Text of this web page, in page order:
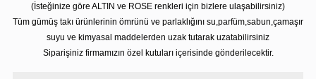
(İsteğinize göre ALTIN ve ROSE renkleri için bizlere ulaşabilirsiniz)
Tüm gümüş takı ürünlerinin ömrünü ve parlaklığını su,parfüm,sabun,çamaşır
suyu ve kimyasal maddelerden uzak tutarak uzatabilirsiniz
Siparişiniz firmamızın özel kutuları içerisinde gönderilecektir.